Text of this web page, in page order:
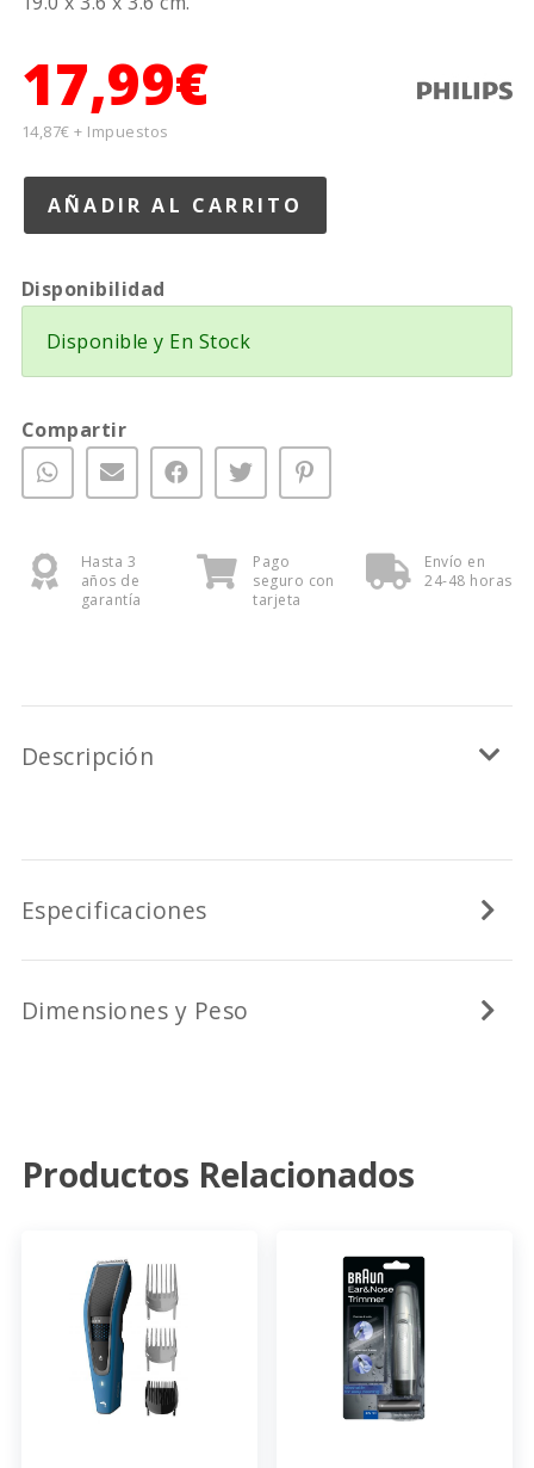
17,99€
14,87€ + Impuestos
Disponibilidad
Disponible y En Stock
Compartir
Hasta 3
años de
garantía
Pago
seguro con
tarjeta
Envío en
24-48 horas
Descripción
Especificaciones
Dimensiones y Peso
Productos Relacionados